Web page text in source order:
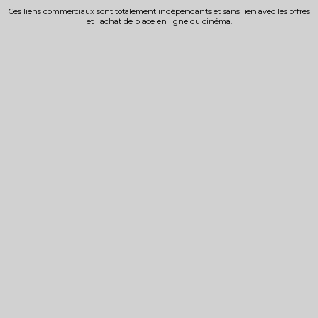
Ces liens commerciaux sont totalement indépendants et sans lien avec les offres
et l'achat de place en ligne du cinéma.